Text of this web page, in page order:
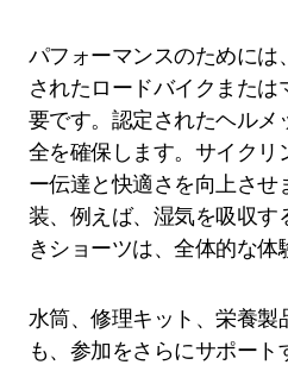
パフォーマンスのためには
されたロードバイクまた
要です。認定されたヘルメ
全を確保します。サイクリ
ー伝達と快適さを向上させ
装、例えば、湿気を吸収す
きショーツは、全体的な体
水筒、修理キット、栄養製
も、参加をさらにサポート